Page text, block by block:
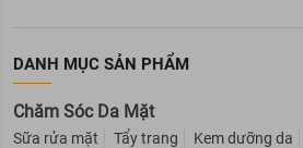
DANH MỤC SẢN PHẨM
Chăm Sóc Da Mặt
Sữa rửa mặt Tẩy trang Kem dưỡng da